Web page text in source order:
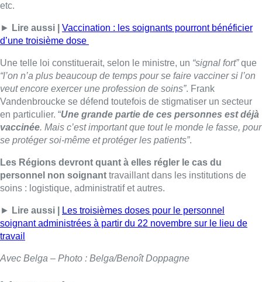
etc.
► Lire aussi |
Vaccination : les soignants pourront bénéficier
d’une troisième dose
Une telle loi constituerait, selon le ministre, un “signal fort”que
“l’on n’a plus beaucoup de temps pour se faire vacciner si l’on
veut encore exercer une profession de soins”. Frank
Vandenbroucke se défend toutefois de stigmatiser un secteur
en particulier. “Une grande partie de ces personnes est déjà
vaccinée. Mais c’est important que tout le monde le fasse, pour
se protéger soi-même et protéger les patients”.
Les Régions devront quant à elles régler le cas du
personnel non soignant travaillant dans les institutions de
soins : logistique, administratif et autres.
► Lire aussi |
Les troisièmes doses pour le personnel
soignant administrées à partir du 22 novembre sur le lieu de
travail
Avec Belga – Photo : Belga/Benoît Doppagne